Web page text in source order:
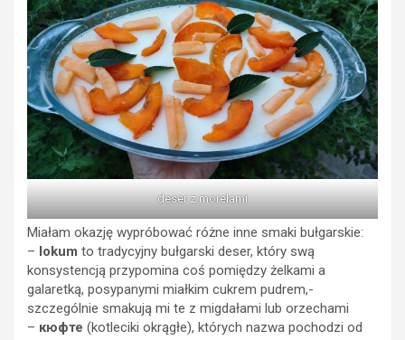
deser z morelami
Miałam okazję wypróbować różne inne smaki bułgarskie:
– lokum to tradycyjny bułgarski deser, który swą
konsystencją przypomina coś pomiędzy żelkami a
galaretką, posypanymi miałkim cukrem pudrem,-
szczególnie smakują mi te z migdałami lub orzechami
– кюфте (kotleciki okrągłe), których nazwa pochodzi od